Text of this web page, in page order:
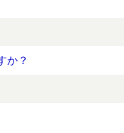
か？